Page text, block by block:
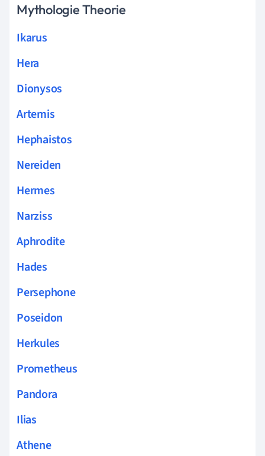
Mythologie Theorie
Ikarus
Hera
Dionysos
Artemis
Hephaistos
Nereiden
Hermes
Narziss
Aphrodite
Hades
Persephone
Poseidon
Herkules
Prometheus
Pandora
Ilias
Athene